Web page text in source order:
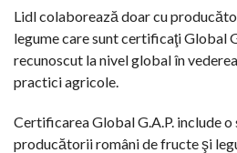
Lidl colaborează doar cu
legume care sunt certificaţi Global
recunoscut la nivel global în
practici agricole.
Certificarea Global G.A.P. include o
producătorii români de fructe şi